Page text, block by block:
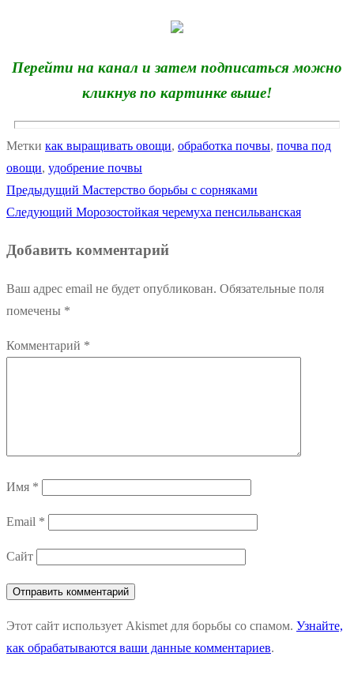
Перейти на канал и затем подписаться можно
кликнув по картинке выше!
Метки как выращивать овощи, обработка почвы, почва под
овощи, удобрение почвы
Навигация
записям
Предыдущий Предыдущая
запись:
Мастерство борьбы с сорняками
Следующий Следующая
Морозостойкая черемуха пенсильванская
Добавить комментарий
Ваш адрес email не будет опубликован. Обязательные поля
помечены *
Комментарий *
Имя *
Email *
Сайт
Этот сайт использует Akismet для борьбы со спамом. Узнайте,
как обрабатываются ваши данные комментариев.